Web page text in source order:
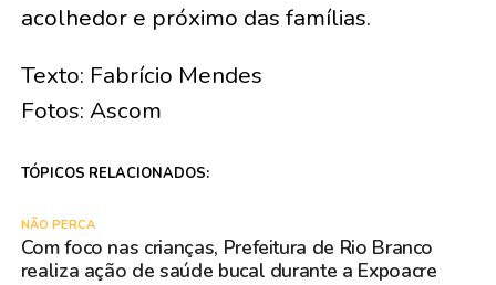
acolhedor e próximo das famílias.
Texto: Fabrício Mendes
Fotos: Ascom
TÓPICOS RELACIONADOS:
NÃO PERCA
Com foco nas crianças, Prefeitura de Rio Branco
realiza ação de saúde bucal durante a Expoacre